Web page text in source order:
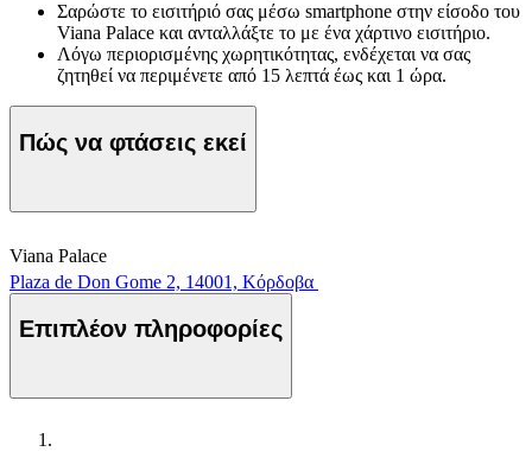
Σαρώστε το εισιτήριό σας μέσω smartphone στην είσοδο του
Viana Palace και ανταλλάξτε το με ένα χάρτινο εισιτήριο.
Λόγω περιορισμένης χωρητικότητας, ενδέχεται να σας
ζητηθεί να περιμένετε από 15 λεπτά έως και 1 ώρα.
Πώς να φτάσεις εκεί
Viana Palace
Plaza de Don Gome 2, 14001, Κόρδοβα
Επιπλέον πληροφορίες